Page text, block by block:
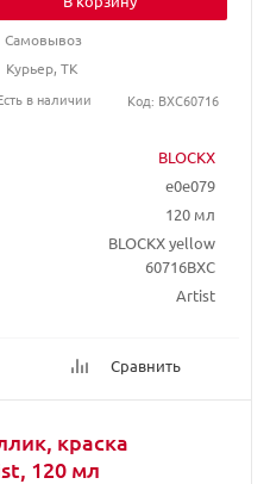
BLOCKX
e0e079
120 мл
BLOCKX yellow
60716BXC
Artist
Сравнить
Самовывоз
Курьер, ТК
в наличии
Код: BXC60716
краска
120 мл